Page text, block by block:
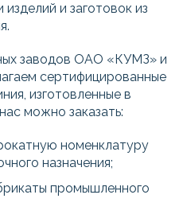
и заготовок из
заводов ОАО «КУМЗ» и
сертифицированные
изготовленные в
можно заказать:
номенклатуру
назначения;
промышленного